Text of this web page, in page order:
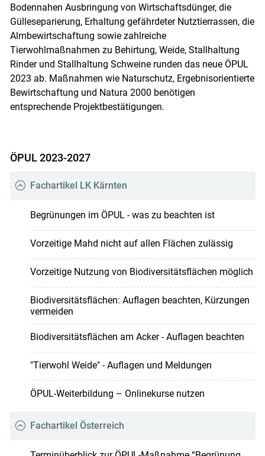
Bodennahen Ausbringung von Wirtschaftsdünger, die
Gülleseparierung, Erhaltung gefährdeter Nutztierrassen, die
Almbewirtschaftung sowie zahlreiche
Tierwohlmaßnahmen zu Behirtung, Weide, Stallhaltung
Rinder und Stallhaltung Schweine runden das neue ÖPUL
2023 ab. Maßnahmen wie Naturschutz, Ergebnisorientierte
Bewirtschaftung und Natura 2000 benötigen
entsprechende Projektbestätigungen.
ÖPUL 2023-2027
Fachartikel LK Kärnten
Begrünungen im ÖPUL - was zu beachten ist
Vorzeitige Mahd nicht auf allen Flächen zulässig
Vorzeitige Nutzung von Biodiversitätsflächen möglich
Biodiversitäts­flächen: Auflagen beachten, Kürzungen
vermeiden
Biodiversitätsflächen am Acker - Auflagen beachten
"Tierwohl Weide" - Auflagen und Meldungen
ÖPUL-Weiterbildung – Onlinekurse nutzen
Fachartikel Österreich